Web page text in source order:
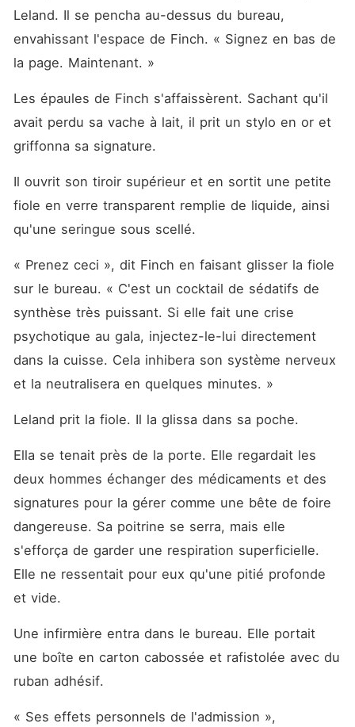
Leland. Il se pencha au-dessus du bureau,
envahissant l'espace de Finch. « Signez en bas de
la page. Maintenant. »
Les épaules de Finch s'affaissèrent. Sachant qu'il
avait perdu sa vache à lait, il prit un stylo en or et
griffonna sa signature.
Il ouvrit son tiroir supérieur et en sortit une petite
fiole en verre transparent remplie de liquide, ainsi
qu'une seringue sous scellé.
« Prenez ceci », dit Finch en faisant glisser la fiole
sur le bureau. « C'est un cocktail de sédatifs de
synthèse très puissant. Si elle fait une crise
psychotique au gala, injectez-le-lui directement
dans la cuisse. Cela inhibera son système nerveux
et la neutralisera en quelques minutes. »
Leland prit la fiole. Il la glissa dans sa poche.
Ella se tenait près de la porte. Elle regardait les
deux hommes échanger des médicaments et des
signatures pour la gérer comme une bête de foire
dangereuse. Sa poitrine se serra, mais elle
s'efforça de garder une respiration superficielle.
Elle ne ressentait pour eux qu'une pitié profonde
et vide.
Une infirmière entra dans le bureau. Elle portait
une boîte en carton cabossée et rafistolée avec du
ruban adhésif.
« Ses effets personnels de l'admission »,